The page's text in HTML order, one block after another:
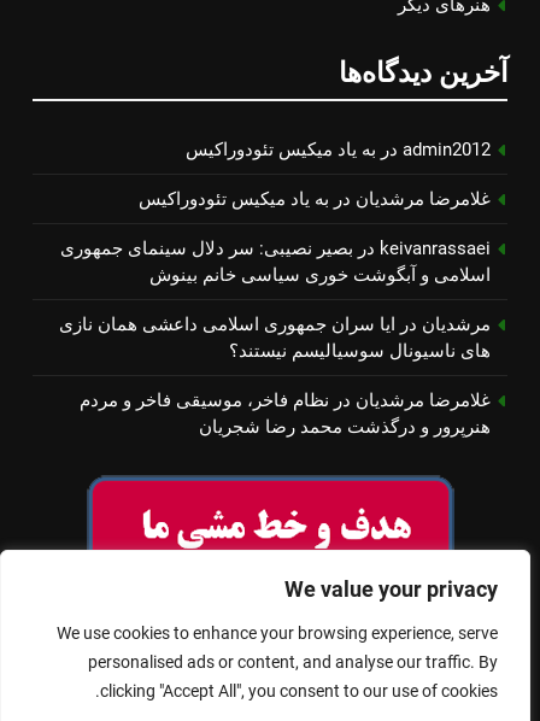
We value your privacy
We use cookies to enhance your browsing experience, serve
personalised ads or content, and analyse our traffic. By
clicking "Accept All", you consent to our use of cookies.
هنرهای دیگر
آخرین دیدگاه‌ها
admin2012 در به یاد میكیس تئودوراكیس
غلامرضا مرشدیان در به یاد میكیس تئودوراكیس
keivanrassaei در بصیر نصیبی: سر دلال سینمای جمهوری
اسلامی و آبگوشت خوری سیاسی خانم بینوش
مرشدیان در ایا سران جمهوری اسلامی داعشی همان نازی
های ناسیونال سوسیالیسم نیستند؟
غلامرضا مرشدیان در نظام فاخر، موسیقی فاخر و مردم
هنرپرور و درگذشت محمد رضا شجریان